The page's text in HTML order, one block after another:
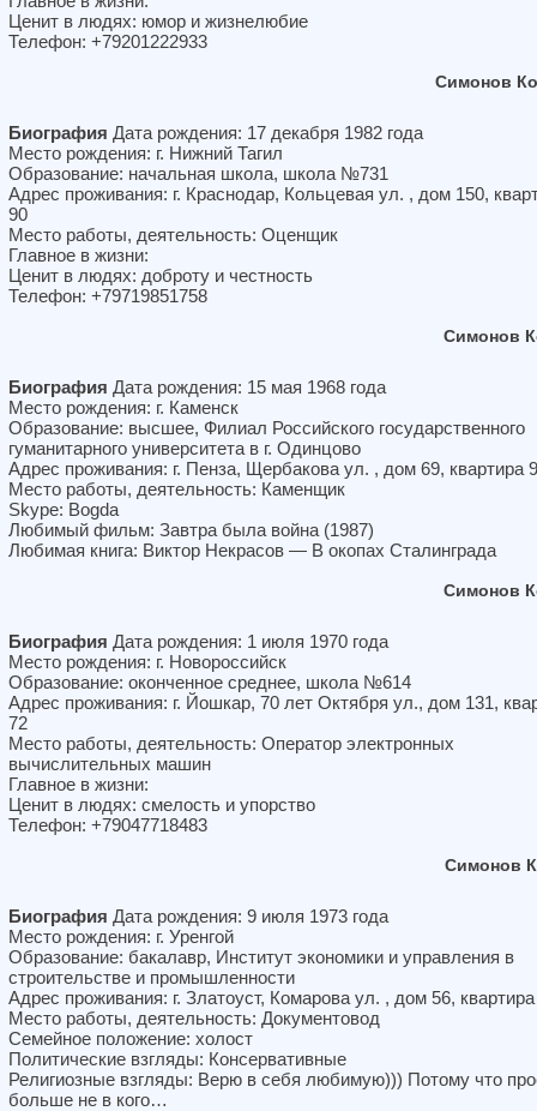
Ценит в людях: юмор и жизнелюбие
Телефон: +79201222933
Симонов
Биография Дата рождения: 17 декабря 1982 года
Место рождения: г. Нижний Тагил
Образование: начальная школа, школа №731
Адрес проживания: г. Краснодар, Кольцевая ул. , дом 150,
90
Место работы, деятельность: Оценщик
Главное в жизни:
Ценит в людях: доброту и честность
Телефон: +79719851758
Симонов
Биография Дата рождения: 15 мая 1968 года
Место рождения: г. Каменск
Образование: высшее, Филиал Российского государственного
гуманитарного университета в г. Одинцово
Адрес проживания: г. Пенза, Щербакова ул. , дом 69, квартира
Место работы, деятельность: Каменщик
Skype: Bogda
Любимый фильм: Завтра была война (1987)
Любимая книга: Виктор Некрасов — В окопах Сталинграда
Симонов
Биография Дата рождения: 1 июля 1970 года
Место рождения: г. Новороссийск
Образование: оконченное среднее, школа №614
Адрес проживания: г. Йошкар, 70 лет Октября ул., дом 131,
72
Место работы, деятельность: Оператор электронных
вычислительных машин
Главное в жизни:
Ценит в людях: смелость и упорство
Телефон: +79047718483
Симонов
Биография Дата рождения: 9 июля 1973 года
Место рождения: г. Уренгой
Образование: бакалавр, Институт экономики и управления в
строительстве и промышленности
Адрес проживания: г. Златоуст, Комарова ул. , дом 56,
Место работы, деятельность: Документовод
Семейное положение: холост
Политические взгляды: Консервативные
Религиозные взгляды: Верю в себя любимую))) Потому что
больше не в кого…